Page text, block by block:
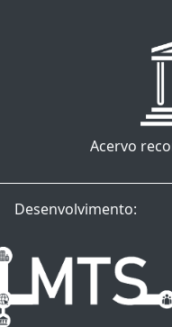
Acervo
Desenvolvimento: